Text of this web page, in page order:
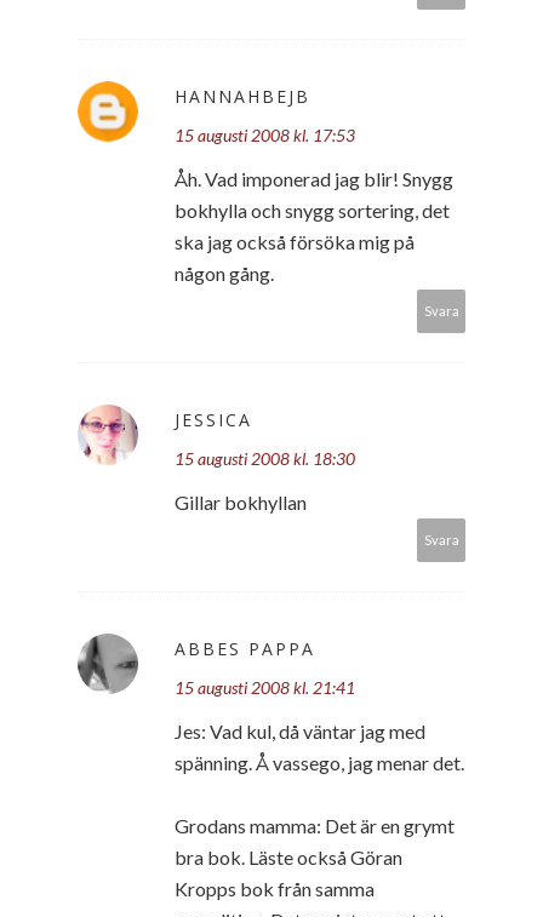
HANNAHBEJB
15 augusti 2008 kl. 17:53
Åh. Vad imponerad jag blir! Snygg
bokhylla och snygg sortering, det
ska jag också försöka mig på
någon gång.
Svara
JESSICA
15 augusti 2008 kl. 18:30
Gillar bokhyllan
Svara
ABBES PAPPA
15 augusti 2008 kl. 21:41
Jes: Vad kul, då väntar jag med
spänning. Å vassego, jag menar det.
Grodans mamma: Det är en grymt
bra bok. Läste också Göran
Kropps bok från samma